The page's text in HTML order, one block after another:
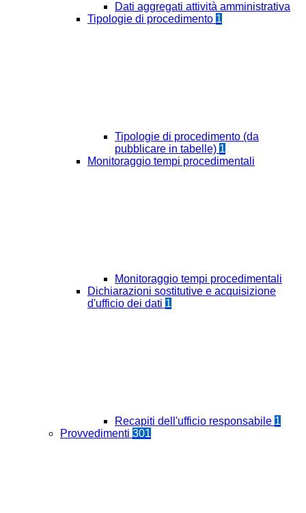
Dati aggregati attività amministrativa
Tipologie di procedimento 1
Tipologie di procedimento (da
pubblicare in tabelle) 1
Monitoraggio tempi procedimentali
Monitoraggio tempi procedimentali
Dichiarazioni sostitutive e acquisizione
d'ufficio dei dati 1
Recapiti dell'ufficio responsabile 1
Provvedimenti 301